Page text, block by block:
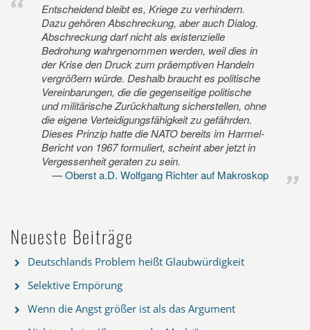
Entscheidend bleibt es, Kriege zu verhindern.
Dazu gehören Abschreckung, aber auch Dialog.
Abschreckung darf nicht als existenzielle
Bedrohung wahrgenommen werden, weil dies in
der Krise den Druck zum präemptiven Handeln
vergrößern würde. Deshalb braucht es politische
Vereinbarungen, die die gegenseitige politische
und militärische Zurückhaltung sicherstellen, ohne
die eigene Verteidigungsfähigkeit zu gefährden.
Dieses Prinzip hatte die NATO bereits im Harmel-
Bericht von 1967 formuliert, scheint aber jetzt in
Vergessenheit geraten zu sein.
Oberst a.D. Wolfgang Richter auf Makroskop
Neueste Beiträge
Deutschlands Problem heißt Glaubwürdigkeit
Selektive Empörung
Wenn die Angst größer ist als das Argument